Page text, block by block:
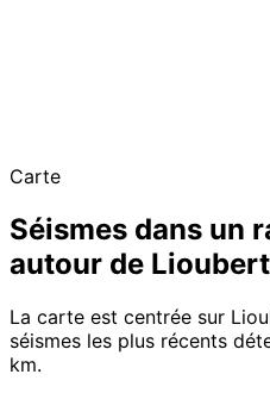
Carte
Séismes dans un
autour de
La carte est centrée sur
séismes les plus récents
km.